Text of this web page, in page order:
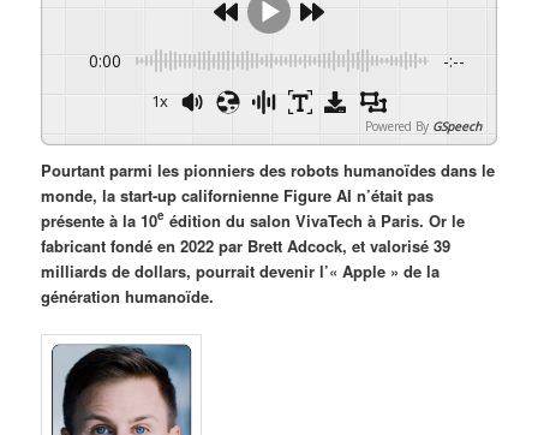
0:00 -:--
1x
Powered By GSpeech
Pourtant parmi les pionniers des robots humanoïdes dans le
monde, la start-up californienne Figure AI n’était pas
présente à la 10e édition du salon VivaTech à Paris. Or le
fabricant fondé en 2022 par Brett Adcock, et valorisé 39
milliards de dollars, pourrait devenir l’« Apple » de la
génération humanoïde.